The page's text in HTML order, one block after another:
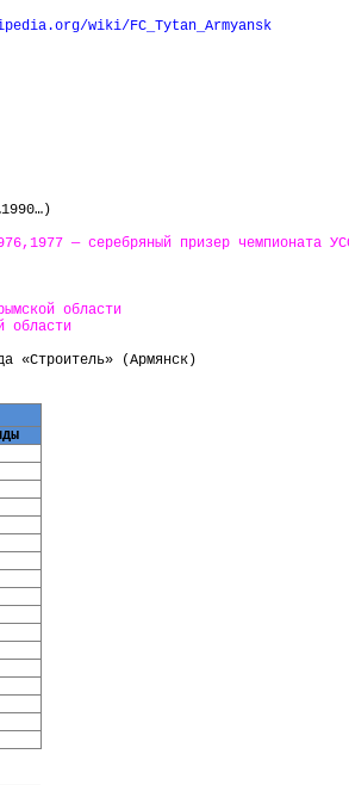
.org/wiki/FC_ Tytan_ Armyansk
— серебряный призер чемпионата
области
области
«Строитель» (Армянск)